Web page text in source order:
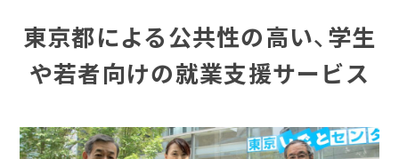
東京都による公共性の高い、学生
や若者向けの就業支援サービス